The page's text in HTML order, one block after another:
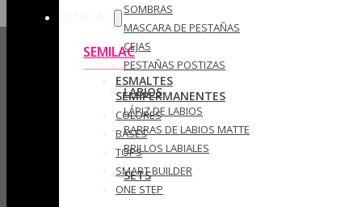
SOMBRAS
MASCARA DE PESTAÑAS
CEJAS
PESTAÑAS POSTIZAS
LABIOS
LÁPIZ DE LABIOS
BARRAS DE LABIOS MATTE
BRILLOS LABIALES
SETS
SEMILAC
ESMALTES
SEMIPERMANENTES
COLORES
BASES
TOPS
SMART BUILDER
ONE STEP